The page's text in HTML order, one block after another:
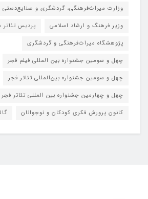
وزارت میراث‌فرهنگی، گردشگری و صنایع‌دستی
وزیر فرهنگ و ارشاد اسلامی
پردیس تئاتر
پژوهشگاه میراث‌فرهنگی و گردشگری
چهل و سومین جشنواره بین المللی فیلم فجر
چهل و سومین جشنواره بین‌المللی تئاتر فجر
چهل و چهارمین جشنواره بین المللی تئاتر فجر
کانون پرورش فکری کودکان و نوجوانان